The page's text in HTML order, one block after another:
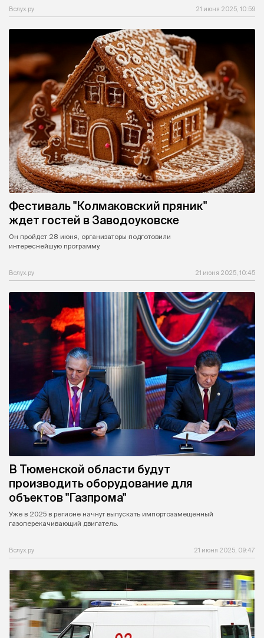
Вслух.ру 21 июня 2025, 10:59
Фестиваль "Колмаковский пряник"
ждет гостей в Заводоуковске
Он пройдет 28 июня, организаторы подготовили
интереснейшую программу.
Вслух.ру 21 июня 2025, 10:45
В Тюменской области будут
производить оборудование для
объектов "Газпрома"
Уже в 2025 в регионе начнут выпускать импортозамещенный
газоперекачивающий двигатель.
Вслух.ру 21 июня 2025, 09:47